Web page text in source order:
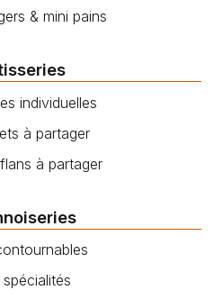
& mini pains
individuelles
à partager
à partager